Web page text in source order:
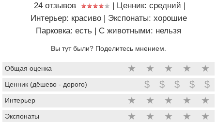
24 отзывов | Ценник: средний |
Интерьер: красиво | Экспонаты: хорошие
Парковка: есть | C животными: нельзя
Вы тут были? Поделитесь мнением.
Общая оценка ★ ★ ★ ★ ★
Ценник (дёшево - дорого) $ $ $ $ $
Интерьер ★ ★ ★ ★ ★
Экспонаты ★ ★ ★ ★ ★